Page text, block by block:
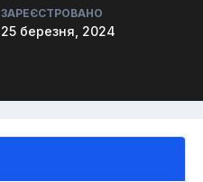
ЗАРЕЄСТРОВАНО
25 березня, 2024